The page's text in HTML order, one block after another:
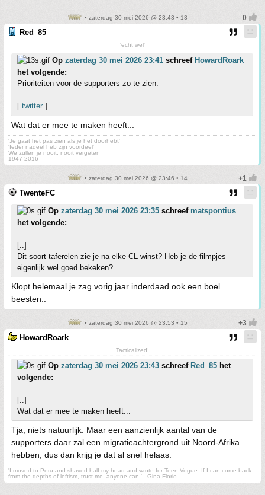
• zaterdag 30 mei 2026 @ 23:43 • 13
Red_85
'echt wel'
Op zaterdag 30 mei 2026 23:41 schreef HowardRoark
het volgende:
Prioriteiten voor de supporters zo te zien.
[ twitter ]
Wat dat er mee te maken heeft...
'Je gaat het pas zien als je het doorhebt'
'Ieder nadeel heb zijn voordeel'
We zullen je nooit, nooit vergeten
1947-2016
• zaterdag 30 mei 2026 @ 23:46 • 14
TwenteFC
Op zaterdag 30 mei 2026 23:35 schreef matspontius
het volgende:
[..]
Dit soort taferelen zie je na elke CL winst? Heb je de filmpjes
eigenlijk wel goed bekeken?
Klopt helemaal je zag vorig jaar inderdaad ook een boel
beesten..
• zaterdag 30 mei 2026 @ 23:53 • 15
HowardRoark
Tacticalized!
Op zaterdag 30 mei 2026 23:43 schreef Red_85 het
volgende:
[..]
Wat dat er mee te maken heeft...
Tja, niets natuurlijk. Maar een aanzienlijk aantal van de
supporters daar zal een migratieachtergrond uit Noord-Afrika
hebben, dus dan krijg je dat al snel helaas.
'I moved to Peru and shaved half my head and wrote for Teen Vogue. If I can come back
from the depths of leftism, trust me, anyone can.' - Gina Florio